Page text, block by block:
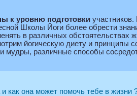
к уровню подготовки
Школы Йоги более обрести
в различных обстоятельствах
йогическую диету и принципы
мудры, различные способы
как она может помочь тебе в жизни